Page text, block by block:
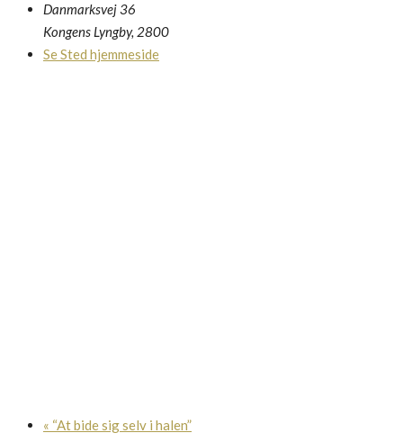
Danmarksvej 36
Kongens Lyngby, 2800
Se Sted hjemmeside
« “At bide sig selv i halen”